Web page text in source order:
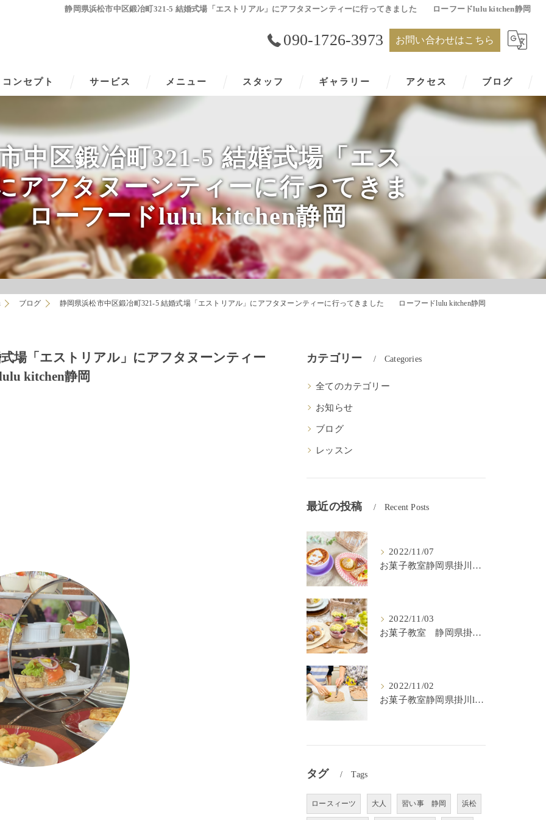
静岡県浜松市中区鍛冶町321-5 結婚式場「エストリアル」にアフタヌーンティーに行ってきました ローフードlulu kitchen静岡
090-1726-3973 お問い合わせはこちら
コンセプト サービス メニュー スタッフ ギャラリー アクセス ブログ
中区鍛冶町321-5 結婚式場「エス
アフタヌーンティーに行ってきま
ーフードlulu kitchen静岡
ブログ 静岡県浜松市中区鍛冶町321-5 結婚式場「エストリアル」にアフタヌーンティーに行ってきました ローフードlulu kitchen静岡
場「エストリアル」にアフタヌーンティー
kitchen静岡
カテゴリー Categories
全てのカテゴリー
お知らせ
ブログ
レッスン
最近の投稿 Recent Posts
2022/11/07
お菓子教室静岡県掛川市lulu kitchen
2022/11/03
お菓子教室 静岡県掛川市 lulu kitchen
2022/11/02
お菓子教室静岡県掛川lulu kitchen
タグ Tags
ロースィーツ 大人 習い事 静岡 浜松